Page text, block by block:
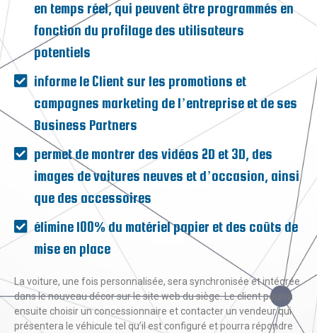
en temps réel, qui peuvent être programmés en
fonction du profilage des utilisateurs
potentiels
informe le Client sur les promotions et
campagnes marketing de l’entreprise et de ses
Business Partners
permet de montrer des vidéos 2D et 3D, des
images de voitures neuves et d’occasion, ainsi
que des accessoires
élimine 100% du matériel papier et des coûts de
mise en place
La voiture, une fois personnalisée, sera synchronisée et intégrée
dans le nouveau décor sur le site web du siège. Le client pourra
ensuite choisir un concessionnaire et contacter un vendeur qui
présentera le véhicule tel qu’il est configuré et pourra répondre